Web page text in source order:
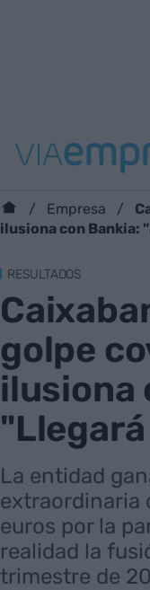
Empresa
ilusiona con Bankia:
RESULTADOS
golpe
ilusiona
La entidad
extraordinaria
euros por la
realidad la
trimestre de